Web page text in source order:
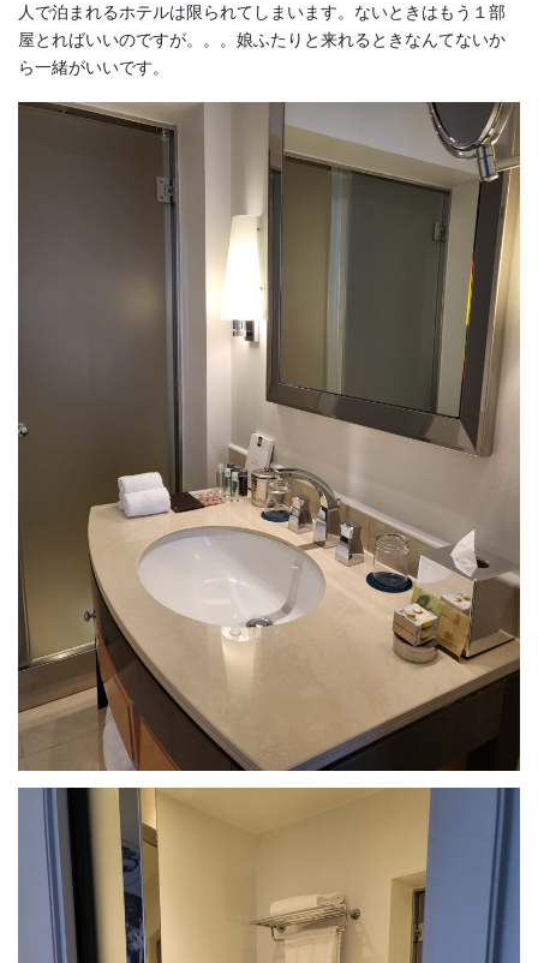
人で泊まれるホテルは限られてしまいます。ないときはもう１部
屋とればいいのですが。。。娘ふたりと来れるときなんてないか
ら一緒がいいです。